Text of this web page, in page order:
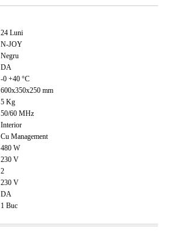
24 Luni
N-JOY
Negru
DA
-0 +40 °C
600x350x250 mm
5 Kg
50/60 MHz
Interior
Cu Management
480 W
230 V
2
230 V
DA
1 Buc